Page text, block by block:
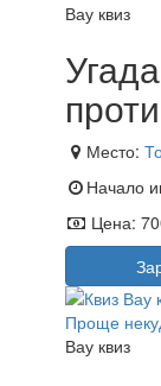
Вау квиз
Место:
Начало
Цена:
Вау квиз